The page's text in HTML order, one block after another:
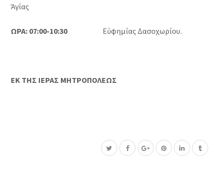
Ἁγίας
ΩΡΑ: 07:00-10:30 Εὐφημίας Δασοχωρίου.
ΕΚ ΤΗΣ ΙΕΡΑΣ ΜΗΤΡΟΠΟΛΕΩΣ